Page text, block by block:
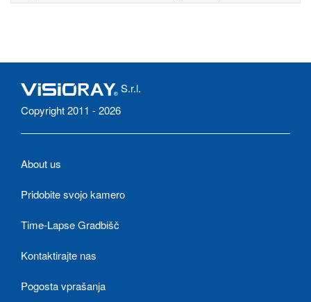
S.r.l.
Copyright 2011 - 2026
About us
Pridobite svojo kamero
Time-Lapse Gradbišč
Kontaktirajte nas
Pogosta vprašanja